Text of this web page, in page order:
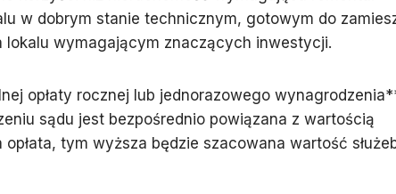
w dobrym stanie technicznym, gotowym do
lokalu wymagającym znaczących inwestycji.
opłaty rocznej lub jednorazowego
sądu jest bezpośrednio powiązana z wartością
opłata, tym wyższa będzie szacowana wartość